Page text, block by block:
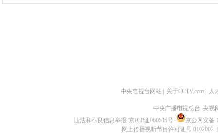
中央电视台网站 关于CCTV.com 人
中央广播电视总台 央视
违法和不良信息举报 京ICP证060535号
京公网安备
网上传播视听节目许可证号 0102002